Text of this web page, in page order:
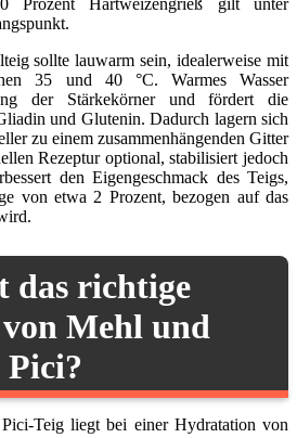
Prozent Hartweizengrieß gilt unter
sollte lauwarm sein, idealerweise mit
35 und 40 °C. Warmes Wasser
der Stärkekörner und fördert die
und Glutenin. Dadurch lagern sich
zu einem zusammenhängenden Gitter
Rezeptur optional, stabilisiert jedoch
den Eigengeschmack des Teigs,
von etwa 2 Prozent, bezogen auf das
das richtige
Mehl und
Pici?
Teig liegt bei einer Hydratation von